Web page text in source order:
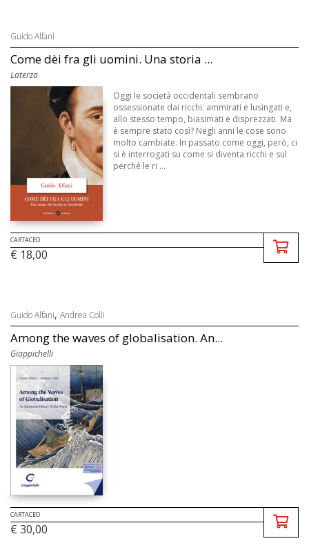
Guido Alfani
Come dèi fra gli uomini. Una storia ...
Laterza
Oggi le società occidentali sembrano
ossessionate dai ricchi: ammirati e lusingati e,
allo stesso tempo, biasimati e disprezzati. Ma
è sempre stato così? Negli anni le cose sono
molto cambiate. In passato come oggi, però, ci
si è interrogati su come si diventa ricchi e sul
perché le ri ...
CARTACEO
€ 18,00
Guido Alfani, Andrea Colli
Among the waves of globalisation. An...
Giappichelli
CARTACEO
€ 30,00